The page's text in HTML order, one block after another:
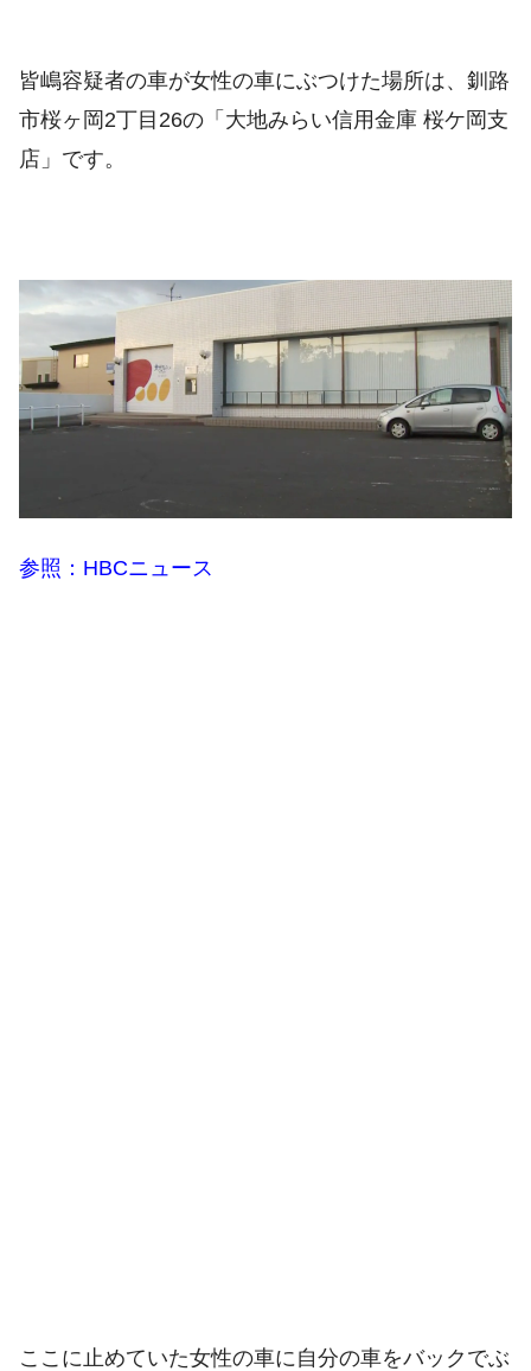
皆嶋容疑者の車が女性の車にぶつけた場所は、 釧路
市桜ヶ岡2丁目26の「大地みらい信用金庫 桜ケ岡支
店」です。
参照：HBCニュース
ここに止めていた女性の車に自分の車をバックでぶ